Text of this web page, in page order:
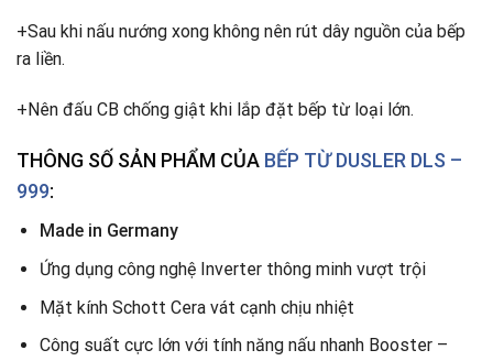
+Sau khi nấu nướng xong không nên rút dây nguồn của bếp
ra liền.
+Nên đấu CB chống giật khi lắp đặt bếp từ loại lớn.
THÔNG SỐ SẢN PHẨM CỦA BẾP TỪ DUSLER DLS –
999:
Made in Germany
Ứng dụng công nghệ Inverter thông minh vượt trội
Mặt kính Schott Cera vát cạnh chịu nhiệt
Công suất cực lớn với tính năng nấu nhanh Booster –